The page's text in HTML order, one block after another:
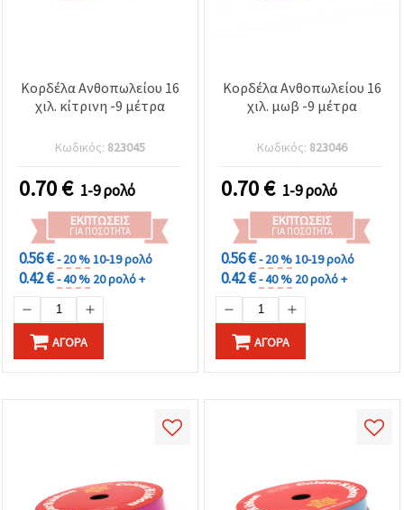
Κορδέλα Ανθοπωλείου 16
χιλ. κίτρινη -9 μέτρα
Κωδικός: 823045
0.70€ 1-9 ρολό
ΕΚΠΤΏΣΕΙΣ
ΓΙΑ ΠΟΣΌΤΗΤΑ
0.56 €- 20 %10-19 ρολό
0.42 €- 40 % 20 ρολό +
ΑΓΟΡΆ
Κορδέλα Ανθοπωλείου 16
χιλ. μωβ -9 μέτρα
Κωδικός: 823046
0.70€ 1-9 ρολό
ΕΚΠΤΏΣΕΙΣ
ΓΙΑ ΠΟΣΌΤΗΤΑ
0.56 €- 20 %10-19 ρολό
0.42 €- 40 % 20 ρολό +
ΑΓΟΡΆ